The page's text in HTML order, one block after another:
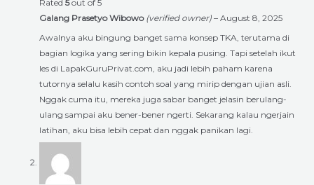
Rated 5out of 5
Galang Prasetyo Wibowo (verified owner) – August 8, 2025
Awalnya aku bingung banget sama konsep TKA, terutama di
bagian logika yang sering bikin kepala pusing. Tapi setelah ikut
les di LapakGuruPrivat.com, aku jadi lebih paham karena
tutornya selalu kasih contoh soal yang mirip dengan ujian asli.
Nggak cuma itu, mereka juga sabar banget jelasin berulang-
ulang sampai aku bener-bener ngerti. Sekarang kalau ngerjain
latihan, aku bisa lebih cepat dan nggak panikan lagi.